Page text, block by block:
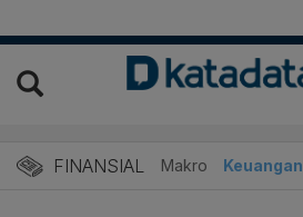
FINANSIAL Makro Keuangan